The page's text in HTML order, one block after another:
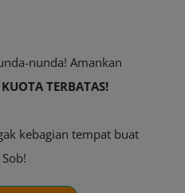
nunda! Amankan
KUOTA TERBATAS!
kebagian tempat buat